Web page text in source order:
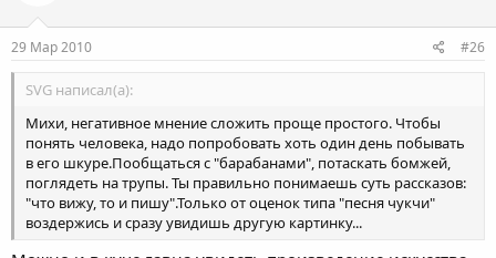
29 Мар 2010 #26
SVG написал(а):
Михи, негативное мнение сложить проще простого. Чтобы
понять человека, надо попробовать хоть один день побывать
в его шкуре.Пообщаться с "барабанами", потаскать бомжей,
поглядеть на трупы. Ты правильно понимаешь суть рассказов:
"что вижу, то и пишу".Только от оценок типа "песня чукчи"
воздержись и сразу увидишь другую картинку...